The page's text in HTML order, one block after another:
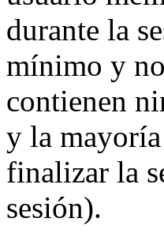
durante la
mínimo y
contienen
y la
finalizar la
sesión).